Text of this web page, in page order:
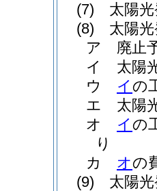
(7)
太陽
(8)
太陽
ア
廃止
イ
太陽
ウ
イ の
エ
太陽
オ
イ の
り
カ
オの
(9)
太陽